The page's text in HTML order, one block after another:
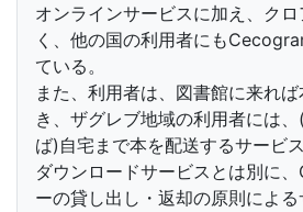
オンラインサービスに加え、ク
く、他の国の利用者にも
ている。
また、利用者は、図書館に来れ
き、ザグレブ地域の利用者には
ば)自宅まで本を配送するサービ
ダウンロードサービスとは別に
ーの貸し出し・返却の原則によ